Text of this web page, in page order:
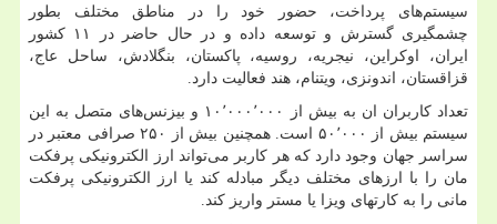
سیستم‌های پرداخت، حضور خود را در مناطق مختلف بطور
چشمگیری گسترش و توسعه داده و در حال حاضر در ۱۱ کشور
ایران، اوکراین، نیجریه، روسیه، پاکستان، بنگلادش، ساحل عاج،
قزاقستان، اندونزی، ویتنام، هند فعالیت دارد.
تعداد کاربران ان به بیش از ۱۰٬۰۰۰٬۰۰۰ و بیزنس‌های متصل به این
سیستم بیش از ۵۰٬۰۰۰ است. همچنین بیش از ۲۵۰ صرافی معتبر در
سراسر جهان وجود دارد که هر کاربر می‌تواند ارز الکترونیکی پرفکت
مان را با ارزهای مختلف دیگر مبادله کند یا ارز الکترونیکی پرفکت
مانی را به کارتهای ویزا یا مستر واریز کند.